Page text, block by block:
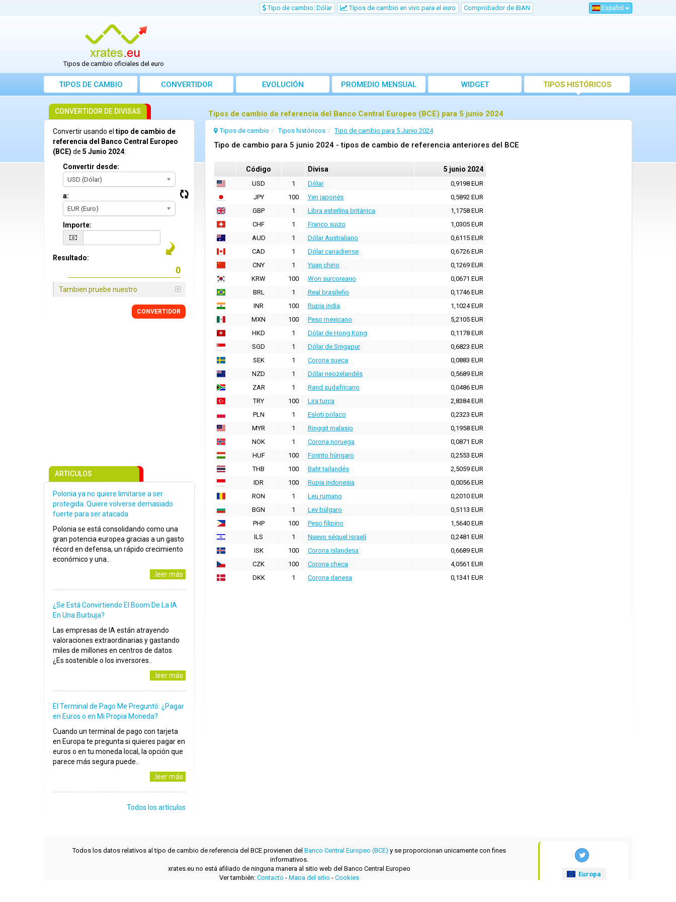
Tipo de cambio: Dólar Tipos de cambio en vivo para el euro Comprobador de IBAN Español
Tipos de cambio oficiales del euro
TIPOS DE CAMBIO CONVERTIDOR EVOLUCIÓN PROMEDIO MENSUAL WIDGET TIPOS HISTÓRICOS
Tipos de cambio de referencia del Banco Central Europeo (BCE) para 5 junio 2024
Tipos de cambio Tipos históricos Tipo de cambio para 5 Junio 2024
Tipo de cambio para 5 junio 2024 - tipos de cambio de referencia anteriores del BCE
Código Divisa 5 junio 2024
USD 1 Dólar
0,9198 EUR
JPY
100 Yen japonés
0,5892 EUR
GBP
1 Libra esterlina británica
1,1758 EUR
CHF
1 Franco suizo
1,0305 EUR
AUD
1 Dólar Australiano
0,6115 EUR
CAD
1 Dólar canadiense
0,6726 EUR
CNY
1 Yuan chino
0,1269 EUR
KRW
100 Won surcoreano
0,0671 EUR
BRL
1 Real brasileño
0,1746 EUR
INR
100 Rupia india
1,1024 EUR
MXN
100 Peso mexicano
5,2105 EUR
HKD
1 Dólar de Hong Kong
0,1178 EUR
SGD
1 Dólar de Singapur
0,6823 EUR
SEK
1 Corona sueca
0,0883 EUR
NZD
1 Dólar neozelandés
0,5689 EUR
ZAR
1 Rand sudafricano
0,0486 EUR
TRY
100 Lira turca
2,8384 EUR
PLN
1 Esloti polaco
0,2323 EUR
MYR
1 Ringgit malasio
0,1958 EUR
NOK
1 Corona noruega
0,0871 EUR
HUF
100 Forinto húngaro
0,2553 EUR
THB
100 Baht tailandés
2,5059 EUR
IDR
100 Rupia indonesia
0,0056 EUR
RON
1 Leu rumano
0,2010 EUR
BGN
1 Lev búlgaro
0,5113 EUR
PHP
100 Peso filipino
1,5640 EUR
ILS
1 Nuevo séquel israelí
0,2481 EUR
ISK
100 Corona islandesa
0,6689 EUR
CZK
100 Corona checa
4,0561 EUR
DKK
1 Corona danesa 0,1341 EUR
CONVERTIDOR DE DIVISAS
Convertir usando el tipo de cambio de
referencia del Banco Central Europeo
(BCE) de 5 Junio 2024:
Convertir desde:
USD (Dólar)
a:
EUR (Euro)
Importe:
Resultado:
Tambien pruebe nuestro
CONVERTIDOR
ARTICULOS
Polonia ya no quiere limitarse a ser
protegida. Quiere volverse demasiado
fuerte para ser atacada
Polonia se está consolidando como una
gran potencia europea gracias a un gasto
récord en defensa, un rápido crecimiento
económico y una..
..leer más
¿Se Está Convirtiendo El Boom De La IA
En Una Burbuja?
Las empresas de IA están atrayendo
valoraciones extraordinarias y gastando
miles de millones en centros de datos.
¿Es sostenible o los inversores..
..leer más
El Terminal de Pago Me Preguntó: ¿Pagar
en Euros o en Mi Propia Moneda?
Cuando un terminal de pago con tarjeta
en Europa te pregunta si quieres pagar en
euros o en tu moneda local, la opción que
parece más segura puede..
..leer más
Todos los artículos
Todos los datos relativos al tipo de cambio de referencia del BCE provienen del Banco Central Europeo (BCE) y se proporcionan unicamente con fines
informativos.
xrates.eu no está afiliado de ninguna manera al sitio web del Banco Central Europeo
Ver también: Contacto - Mapa del sitio - Cookies
Europa